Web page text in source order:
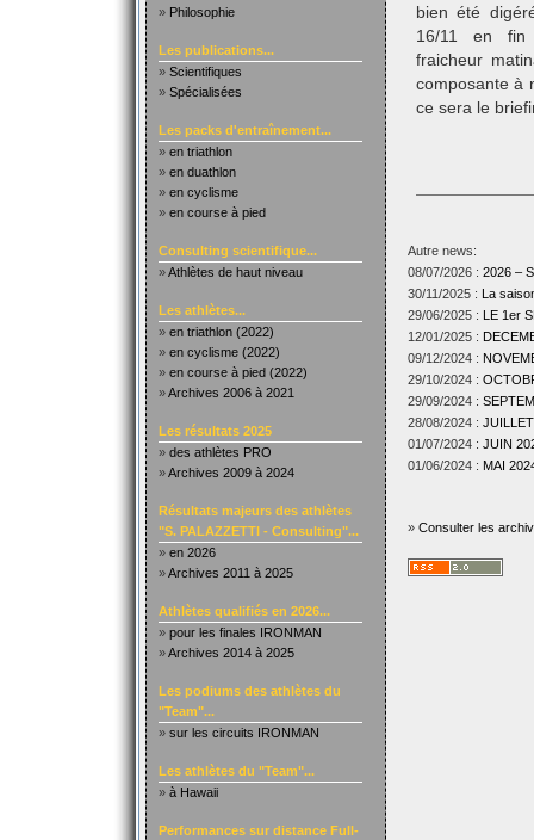
» Philosophie
Les publications...
» Scientifiques
» Spécialisées
Les packs d'entraînement...
» en triathlon
» en duathlon
» en cyclisme
» en course à pied
Consulting scientifique...
»Athlètes de haut niveau
Les athlètes...
» en triathlon (2022)
» en cyclisme (2022)
» en course à pied (2022)
»Archives 2006 à 2021
Les résultats 2025
» des athlètes PRO
»Archives 2009 à 2024
Résultats majeurs des athlètes
"S. PALAZZETTI - Consulting"...
» en 2026
»Archives 2011 à 2025
Athlètes qualifiés en 2026...
» pour les finales IRONMAN
»Archives 2014 à 2025
Les podiums des athlètes du
"Team"...
» sur les circuits IRONMAN
Les athlètes du "Team"...
» à Hawaii
Performances sur distance Full-
bien été
16/11 en fin
fraicheur
composante à
ce sera le
Autre news:
08/07/2026 : 2026 –
30/11/2025 : La
29/06/2025 : LE 1er
12/01/2025 :
09/12/2024 :
29/10/2024 :
29/09/2024 :
28/08/2024 :
01/07/2024 : JUIN
01/06/2024 : MAI
» Consulter les